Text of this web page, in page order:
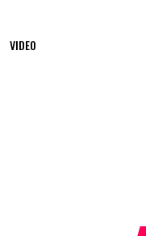
VIDEO